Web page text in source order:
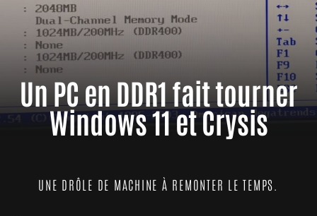
Un PC en DDR1 fait tourner
Windows 11 et Crysis
UNE DRÔLE DE MACHINE À REMONTER LE TEMPS.